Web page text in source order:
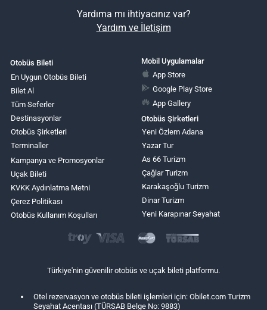
Yardıma mı ihtiyacınız var?
Yardım ve İletişim
Otobüs Bileti
En Uygun Otobüs Bileti
Bilet Al
Tüm Seferler
Destinasyonlar
Otobüs Şirketleri
Terminaller
Kampanya ve Promosyonlar
Uçak Bileti
KVKK Aydınlatma Metni
Çerez Politikası
Otobüs Kullanım Koşulları
Mobil Uygulamalar
App Store
Google Play Store
App Gallery
Otobüs Şirketleri
Yeni Özlem Adana
Yazar Tur
As 66 Turizm
Çağlar Turizm
Karakaşoğlu Turizm
Dinar Turizm
Yeni Karapınar Seyahat
Türkiye'nin güvenilir otobüs ve uçak bileti platformu.
Otel rezervasyon ve otobüs bileti işlemleri için: Obilet.com Turizm
Seyahat Acentası (TÜRSAB Belge No: 9883)